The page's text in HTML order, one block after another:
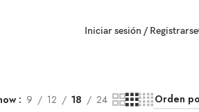
Iniciar sesión / Registrarse
9 12 18 24